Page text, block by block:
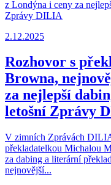
2.12.2025
Rozhovor s
Browna,
za nejlepší
letošní Zprávy
V zimních Zprávách
překladatelkou Michalou
za dabing a literární
nejnovější...